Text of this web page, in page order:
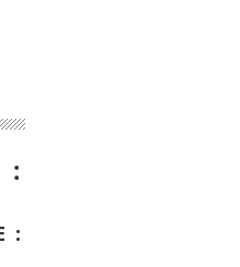
:
: